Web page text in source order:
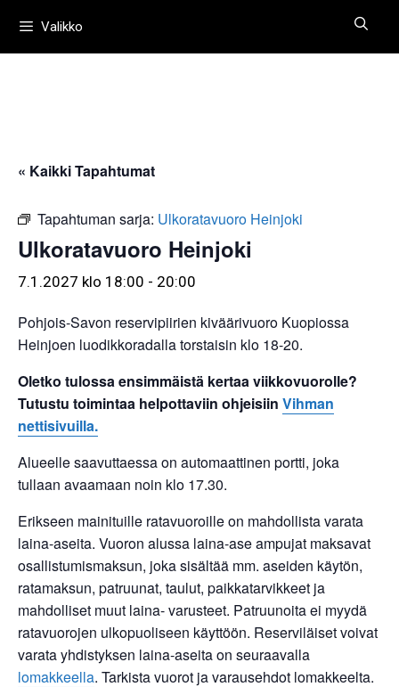
sisältöönValikko
« Kaikki Tapahtumat
Tapahtuman sarja: Ulkoratavuoro Heinjoki
Ulkoratavuoro Heinjoki
7.1.2027 klo 18:00 - 20:00
Pohjois-Savon reservipiirien kiväärivuoro Kuopiossa
Heinjoen luodikkoradalla torstaisin klo 18-20.
Oletko tulossa ensimmäistä kertaa viikkovuorolle?
Tutustu toimintaa helpottaviin ohjeisiin Vihman
nettisivuilla.
Alueelle saavuttaessa on automaattinen portti, joka
tullaan avaamaan noin klo 17.30.
Erikseen mainituille ratavuoroille on mahdollista varata
laina-aseita. Vuoron alussa laina-ase ampujat maksavat
osallistumismaksun, joka sisältää mm. aseiden käytön,
ratamaksun, patruunat, taulut, paikkatarvikkeet ja
mahdolliset muut laina- varusteet. Patruunoita ei myydä
ratavuorojen ulkopuoliseen käyttöön. Reserviläiset voivat
varata yhdistyksen laina-aseita on seuraavalla
lomakkeella. Tarkista vuorot ja varausehdot lomakkeelta.